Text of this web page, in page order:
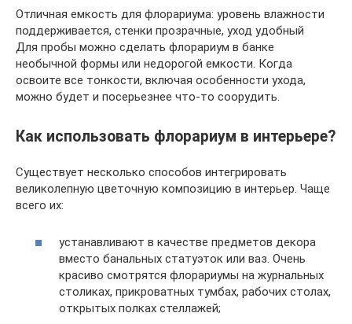
Отличная емкость для флорариума: уровень влажности
поддерживается, стенки прозрачные, уход удобный
Для пробы можно сделать флорариум в банке
необычной формы или недорогой емкости. Когда
освоите все тонкости, включая особенности ухода,
можно будет и посерьезнее что-то соорудить.
Как использовать флорариум в интерьере?
Существует несколько способов интегрировать
великолепную цветочную композицию в интерьер. Чаще
всего их:
устанавливают в качестве предметов декора
вместо банальных статуэток или ваз. Очень
красиво смотрятся флорариумы на журнальных
столиках, прикроватных тумбах, рабочих столах,
открытых полках стеллажей;